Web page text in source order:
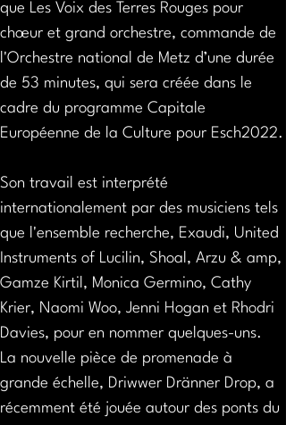
que Les Voix des Terres Rouges pour
chœur et grand orchestre, commande de
l'Orchestre national de Metz d’une durée
de 53 minutes, qui sera créée dans le
cadre du programme Capitale
Européenne de la Culture pour Esch2022.
Son travail est interprété
internationalement par des musiciens tels
que l'ensemble recherche, Exaudi, United
Instruments of Lucilin, Shoal, Arzu & amp,
Gamze Kirtil, Monica Germino, Cathy
Krier, Naomi Woo, Jenni Hogan et Rhodri
Davies, pour en nommer quelques-uns.
La nouvelle pièce de promenade à
grande échelle, Driwwer Dränner Drop, a
récemment été jouée autour des ponts du